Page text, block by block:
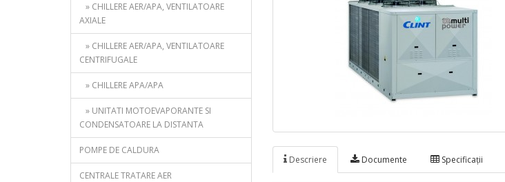
» CHILLERE AER/APA, VENTILATOARE
AXIALE
» CHILLERE AER/APA, VENTILATOARE
CENTRIFUGALE
» CHILLERE APA/APA
» UNITATI MOTOEVAPORANTE SI
CONDENSATOARE LA DISTANTA
POMPE DE CALDURA
CENTRALE TRATARE AER
Descriere Documente Specificaţii